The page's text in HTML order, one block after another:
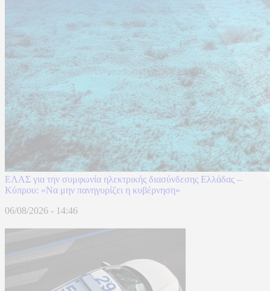
ΕΛΑΣ για την συμφωνία ηλεκτρικής διασύνδεσης Ελλάδας –
Κύπρου: «Να μην πανηγυρίζει η κυβέρνηση»
06/08/2026 - 14:46